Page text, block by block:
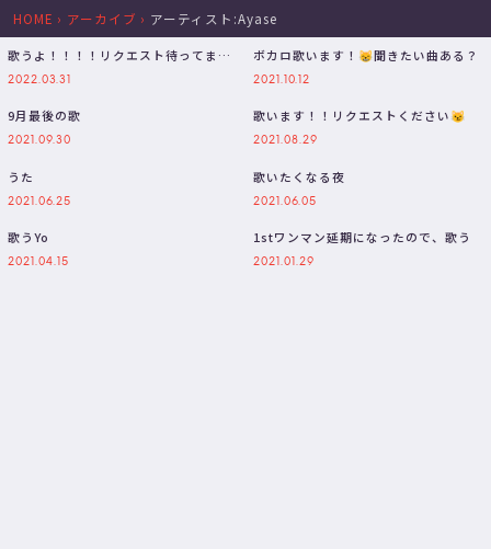
HOME › アーカイブ › アーティスト:Ayase
歌うよ！！！！リクエスト待ってま
す！
2022.03.31
ボカロ歌います！😸聞きたい曲ある？
2021.10.12
9月最後の歌
2021.09.30
歌います！！リクエストください😼
2021.08.29
うた
2021.06.25
歌いたくなる夜
2021.06.05
歌うYo
2021.04.15
1stワンマン延期になったので、歌う
2021.01.29